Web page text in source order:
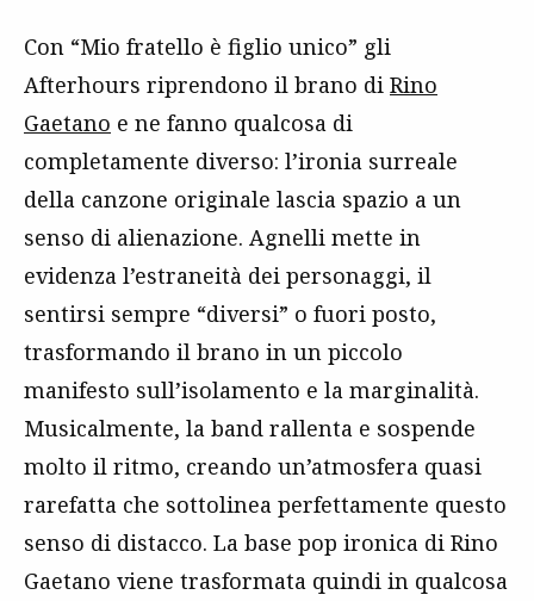
Con “Mio fratello è figlio unico” gli
Afterhours riprendono il brano di Rino
Gaetano e ne fanno qualcosa di
completamente diverso: l’ironia surreale
della canzone originale lascia spazio a un
senso di alienazione. Agnelli mette in
evidenza l’estraneità dei personaggi, il
sentirsi sempre “diversi” o fuori posto,
trasformando il brano in un piccolo
manifesto sull’isolamento e la marginalità.
Musicalmente, la band rallenta e sospende
molto il ritmo, creando un’atmosfera quasi
rarefatta che sottolinea perfettamente questo
senso di distacco. La base pop ironica di Rino
Gaetano viene trasformata quindi in qualcosa